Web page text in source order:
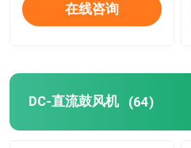
在线咨询
DC-直流鼓风机 (64)